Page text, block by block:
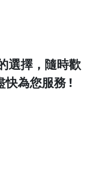
選擇， 隨時歡
快為您服務 !